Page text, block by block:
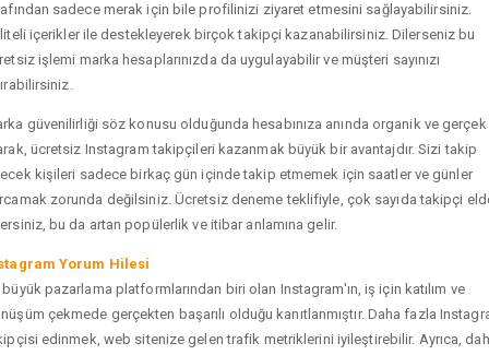
sadece merak için bile profilinizi ziyaret etmesini sağlayabilirsiniz.
içerikler ile destekleyerek birçok takipçi kazanabilirsiniz. Dilerseniz bu
işlemi marka hesaplarınızda da uygulayabilir ve müşteri sayınızı
güvenilirliği söz konusu olduğunda hesabınıza anında organik ve gerçek
ücretsiz Instagram takipçileri kazanmak büyük bir avantajdır. Sizi takip
kişileri sadece birkaç gün içinde takip etmemek için saatler ve günler
zorunda değilsiniz. Ücretsiz deneme teklifiyle, çok sayıda takipçi
bu da artan popülerlik ve itibar anlamına gelir.
Yorum Hilesi
büyük pazarlama platformlarından biri olan Instagram'ın, iş için katılım ve
çekmede gerçekten başarılı olduğu kanıtlanmıştır. Daha fazla
edinmek, web sitenize gelen trafik metriklerini iyileştirebilir. Ayrıca,